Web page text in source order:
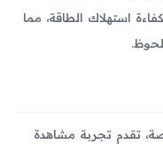
استهلاك الطاقة، مما
بشاشة كبيرة مقاس 6.77 بوصة، تقدم تجربة مشاهدة